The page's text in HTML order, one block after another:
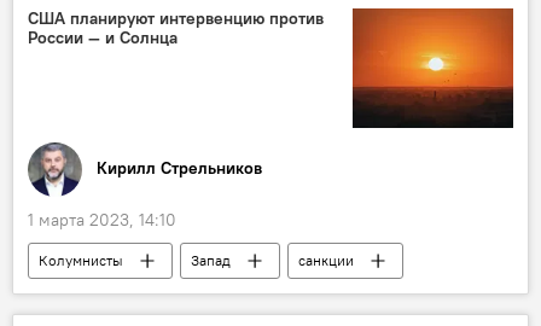
Сенат Олий Мажлиса Узбекистана
заседание
США планируют интервенцию против
России — и Солнца
Кирилл Стрельников
1 марта 2023, 14:10
Колумнисты Запад
санкции
Россия